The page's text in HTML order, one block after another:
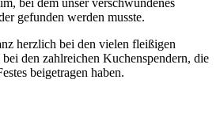
bei dem unser verschwundenes
gefunden werden musste.
herzlich bei den vielen fleißigen
den zahlreichen Kuchenspendern, die
beigetragen haben.